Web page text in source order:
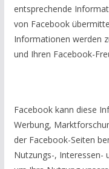
entsprechende
von Facebook
Informationen werden
und Ihren Facebook-
Facebook kann diese
Werbung,
der Facebook-Seiten
Nutzungs-, Interessen-